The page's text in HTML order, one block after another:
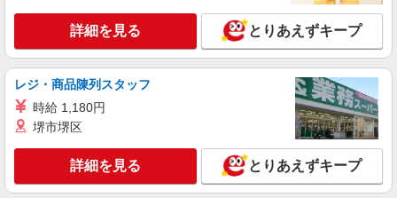
パート
コンパスグループ・ジャパン株式会社 39136_p
NEW
調理師【アルバイト・パート】
時給1,600円以上 試用期間中 時給1,600円以上
相和会 老健青葉の郷 （神奈川県相模原市中
キープ 詳細を見る
詳細を見る とりあえずキープ
レジ・商品陳列スタッフ
時給 1,180円
堺市堺区
詳細を見る とりあえずキープ